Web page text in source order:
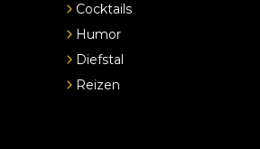
Cocktails
Humor
Diefstal
Reizen